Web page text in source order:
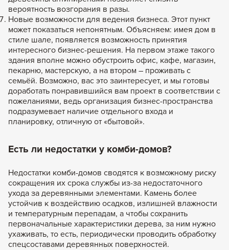
вероятность возгорания в разы.
Новые возможности для ведения бизнеса. Этот пункт
может показаться непонятным. Объясняем: имея дом в
стиле шале, появляется возможность принятия
интересного бизнес-решения. На первом этаже такого
здания вполне можно обустроить офис, кафе, магазин,
пекарню, мастерскую, а на втором – проживать с
семьёй. Возможно, вас это заинтересует, и мы готовы
доработать понравившийся вам проект в соответствии с
пожеланиями, ведь организация бизнес-пространства
подразумевает наличие отдельного входа и
планировку, отличную от «бытовой».
Есть ли недостатки у комби-домов?
Недостатки комби-домов сводятся к возможному риску
сокращения их срока службы из-за недостаточного
ухода за деревянными элементами. Камень более
устойчив к воздействию осадков, излишней влажности
и температурным перепадам, а чтобы сохранить
первоначальные характеристики дерева, за ним нужно
ухаживать, то есть, периодически проводить обработку
спецсоставами деревянных поверхностей.